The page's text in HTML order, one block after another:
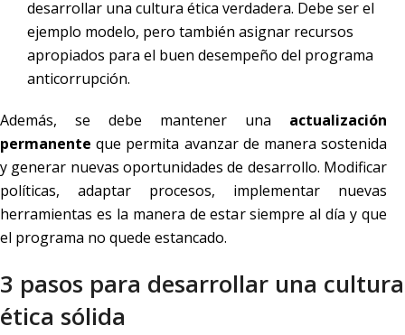
desarrollar una cultura ética verdadera. Debe ser el
ejemplo modelo, pero también asignar recursos
apropiados para el buen desempeño del programa
anticorrupción.
Además, se debe mantener una actualización
permanenteque permita avanzar de manera sostenida
y generar nuevas oportunidades de desarrollo. Modificar
políticas, adaptar procesos, implementar nuevas
herramientas es la manera de estar siempre al día y que
el programa no quede estancado.
3 pasos para desarrollar una cultura
ética sólida